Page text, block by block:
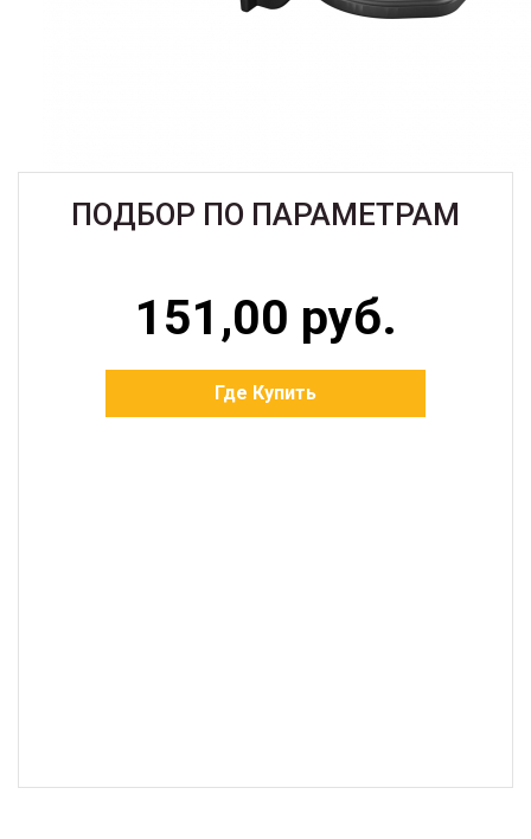
ПОДБОР ПО ПАРАМЕТРАМ
151,00 руб.
Где Купить